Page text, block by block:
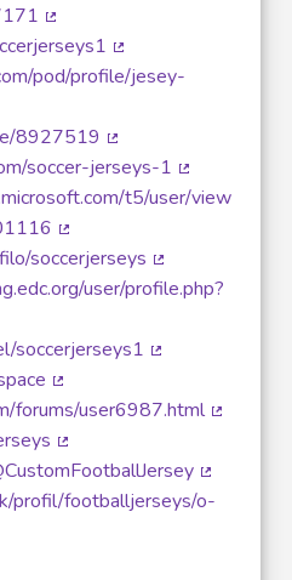
(External link)
(External link)
pod/profile/jesey-
8927519
(External link)
soccer-jerseys-1
(External
t5/user/view
(External link)
soccerjerseys
(External link)
user/profile.php?
soccerjerseys1
(External link)
forums/user6987.html
(External link)
(External
profil/footballjerseys/o-